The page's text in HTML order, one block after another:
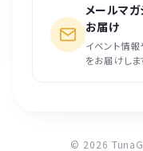
メールマ
お届け
イベント情
をお届けしま
© 2026